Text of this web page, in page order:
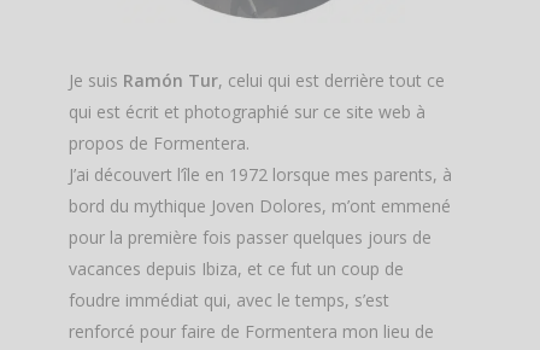
Je suis Ramón Tur, celui qui est derrière tout ce
qui est écrit et photographié sur ce site web à
propos de Formentera.
J’ai découvert l’île en 1972 lorsque mes parents, à
bord du mythique Joven Dolores, m’ont emmené
pour la première fois passer quelques jours de
vacances depuis Ibiza, et ce fut un coup de
foudre immédiat qui, avec le temps, s’est
renforcé pour faire de Formentera mon lieu de